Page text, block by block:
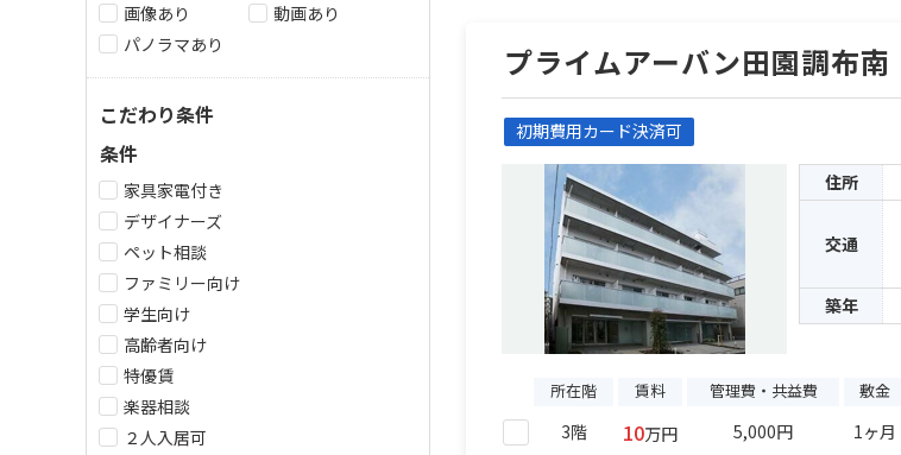
プライムアーバン田園調布南
初期費用カード決済可
住所
交通
築年
所在階 賃料 管理費・共益費 敷金
3階 10万円 5,000円 1ヶ月
画像あり
動画あり
パノラマあり
こだわり条件
条件
家具家電付き
デザイナーズ
ペット相談
ファミリー向け
学生向け
高齢者向け
特優賃
楽器相談
２人入居可